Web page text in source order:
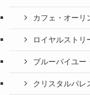
カフェ・オーリ
ロイヤルストリ
ブルーバイユー
クリスタルパレ